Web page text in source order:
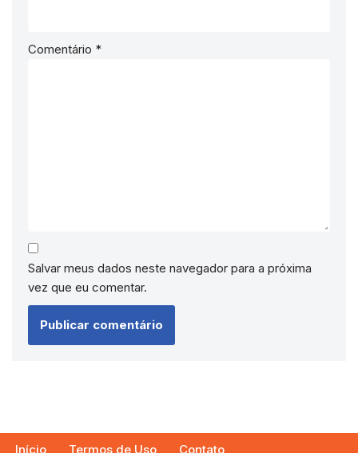
Comentário *
Salvar meus dados neste navegador para a próxima
vez que eu comentar.
Início Termos de Uso Contato